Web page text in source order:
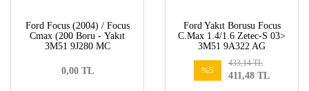
Ford Focus (2004) / Focus
Cmax (200 Boru - Yakıt
3M51 9J280 MC
0,00 TL
Ford Yakıt Borusu Focus
C.Max 1.4/1.6 Zetec-S 03>
3M51 9A322 AG
%5
411,48 TL
433,14 TL